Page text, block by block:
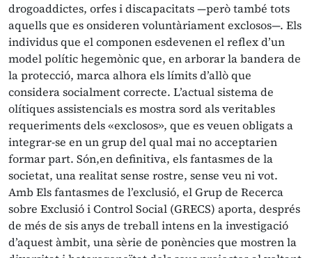
drogoaddictes, orfes i discapacitats —però també tots
aquells que es onsideren voluntàriament exclosos—. Els
individus que el componen esdevenen el reflex d’un
model polític hegemònic que, en arborar la bandera de
la protecció, marca alhora els límits d’allò que
considera socialment correcte. L’actual sistema de
olítiques assistencials es mostra sord als veritables
requeriments dels «exclosos», que es veuen obligats a
integrar-se en un grup del qual mai no acceptarien
formar part. Són,en definitiva, els fantasmes de la
societat, una realitat sense rostre, sense veu ni vot.
Amb Els fantasmes de l’exclusió, el Grup de Recerca
sobre Exclusió i Control Social (GRECS) aporta, després
de més de sis anys de treball intens en la investigació
d’aquest àmbit, una sèrie de ponències que mostren la